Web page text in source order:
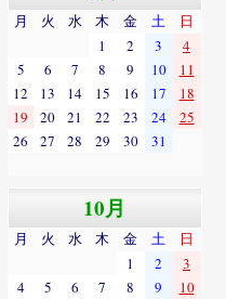
月 火 水 木 金 土
日
1
2 3
4
5
6 7 8 9 10
11
12
13 14 15 16 17
18
19
20 21 22 23 24
25
26
27 28 29 30 31
10月
月 火 水 木 金 土
日
1
2
3
4
5 6 7 8 9 10